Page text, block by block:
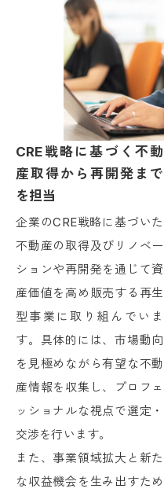
CRE戦略に基づく不動
産取得から再開発まで
を担当
企業のCRE戦略に基づいた
不動産の取得及びリノベー
ションや再開発を通じて資
産価値を高め販売する再生
型事業に取り組んでいま
す。具体的には、市場動向
を見極めながら有望な不動
産情報を収集し、プロフェ
ッショナルな視点で選定・
交渉を行います。
また、事業領域拡大と新た
な収益機会を生み出すため